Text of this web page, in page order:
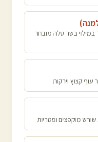
)
בשר טלה מובחר
קצוץ וירקות
שורש מוקפצים ופטריות